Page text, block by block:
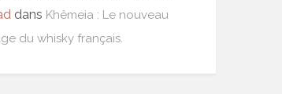
dans Khêmeia : Le nouveau
du whisky français.